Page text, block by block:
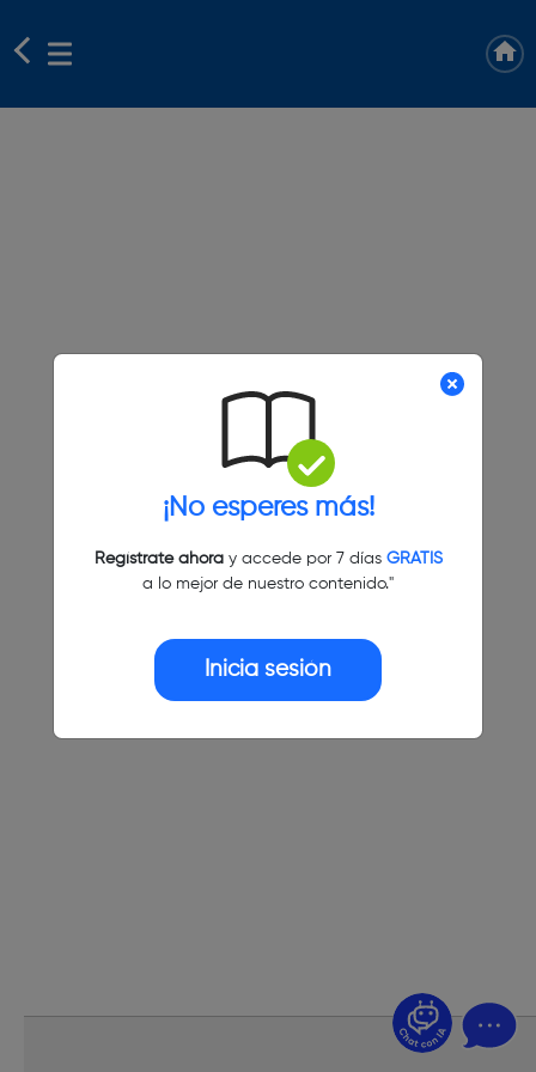
¡No esperes más!
Regístrate ahoray accede por 7 días GRATIS
a lo mejor de nuestro contenido."
Inicia sesión